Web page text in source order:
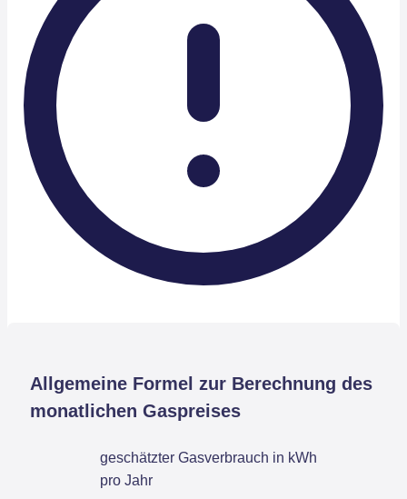
Allgemeine Formel zur Berechnung des
monatlichen Gaspreises
geschätzter Gasverbrauch in kWh
pro Jahr